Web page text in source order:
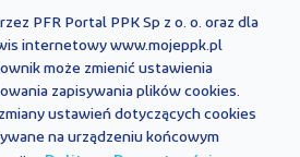
na dzień ich zamieszczenia. Treści te
przepisów prawa i każdorazowo
oraz stosowane z uwzględnieniem
prawa. Treści te nie stanowią
ani oficjalnej interpretacji
przepisów prawa.
nie ponosi odpowiedzialności z tytułu
PFR Portal PPK Sp z o. o. oraz dla
internetowy www.mojeppk.pl
może zmienić ustawienia
zapisywania plików cookies.
ustawień dotyczących cookies
na urządzeniu końcowym